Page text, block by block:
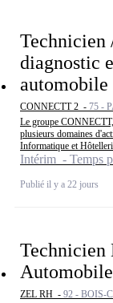
Technicien
diagnostic
automobile
CONNECTT 2 - 75 -
Le groupe
plusieurs domaines
Informatique et
Intérim - Temps
Publié il y a 22 jours
Technicien
ZEL RH - 92 - BOIS-